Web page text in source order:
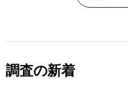
調査の新着